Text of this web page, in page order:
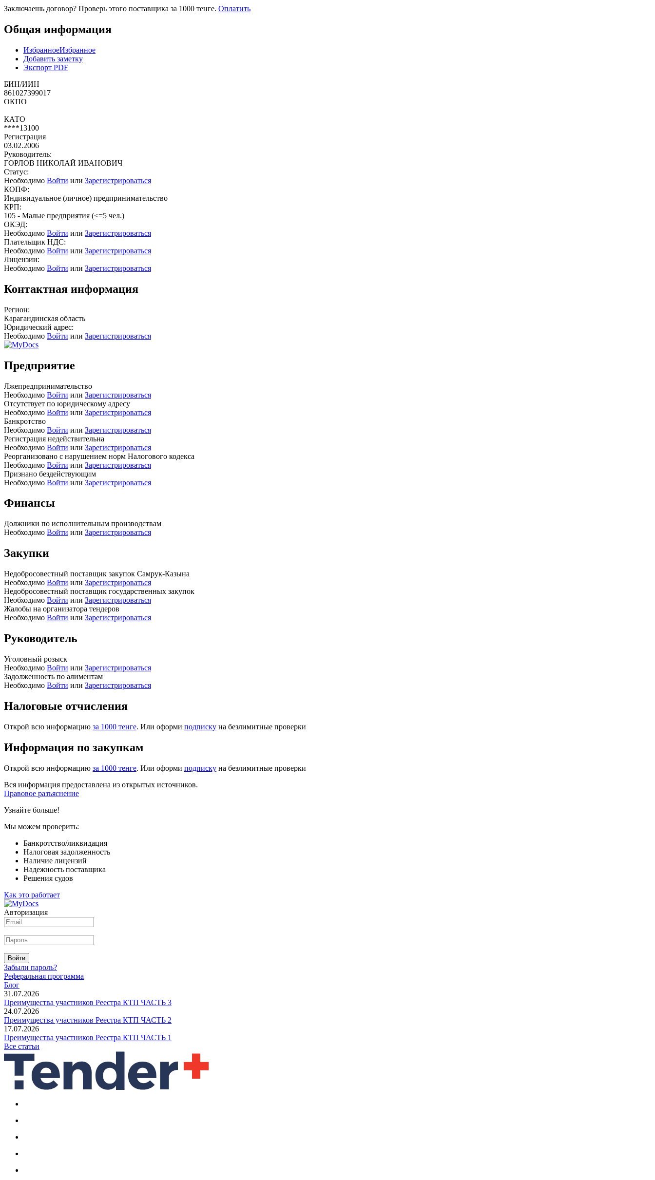
Заключаешь договор? Проверь этого поставщика за 1000 тенге. Оплатить
Общая информация
ИзбранноеИзбранное
Добавить заметку
Экспорт PDF
БИН/ИИН
861027399017
ОКПО
КАТО
****13100
Регистрация
03.02.2006
Руководитель:
ГОРЛОВ НИКОЛАЙ ИВАНОВИЧ
Статус:
Необходимо Войти или Зарегистрироваться
КОПФ:
Индивидуальное (личное) предпринимательство
КРП:
105 - Малые предприятия (<=5 чел.)
ОКЭД:
Необходимо Войти или Зарегистрироваться
Плательщик НДС:
Необходимо Войти или Зарегистрироваться
Лицензии:
Необходимо Войти или Зарегистрироваться
Контактная информация
Регион:
Карагандинская область
Юридический адрес:
Необходимо Войти или Зарегистрироваться
Предприятие
Лжепредпринимательство
Необходимо Войти или Зарегистрироваться
Отсутствует по юридическому адресу
Необходимо Войти или Зарегистрироваться
Банкротство
Необходимо Войти или Зарегистрироваться
Регистрация недействительна
Необходимо Войти или Зарегистрироваться
Реорганизовано с нарушением норм Налогового кодекса
Необходимо Войти или Зарегистрироваться
Признано бездействующим
Необходимо Войти или Зарегистрироваться
Финансы
Должники по исполнительным производствам
Необходимо Войти или Зарегистрироваться
Закупки
Недобросовестный поставщик закупок Самрук-Казына
Необходимо Войти или Зарегистрироваться
Недобросовестный поставщик государственных закупок
Необходимо Войти или Зарегистрироваться
Жалобы на организатора тендеров
Необходимо Войти или Зарегистрироваться
Руководитель
Уголовный розыск
Необходимо Войти или Зарегистрироваться
Задолженность по алиментам
Необходимо Войти или Зарегистрироваться
Налоговые отчисления
Открой всю информацию за 1000 тенге. Или оформи подписку на безлимитные проверки
Информация по закупкам
Открой всю информацию за 1000 тенге. Или оформи подписку на безлимитные проверки
Вся информация предоставлена из открытых источников.
Правовое разъяснение
Узнайте больше!
Мы можем проверить:
Банкротство/ликвидация
Налоговая задолженность
Наличие лицензий
Надежность поставщика
Решения судов
Как это работает
Авторизация
Войти
Забыли пароль?
Реферальная программа
Блог
31.07.2026
Преимущества участников Реестра КТП ЧАСТЬ 3
24.07.2026
Преимущества участников Реестра КТП ЧАСТЬ 2
17.07.2026
Преимущества участников Реестра КТП ЧАСТЬ 1
Все статьи